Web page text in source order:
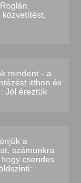
mindent - a
itthon és
Jól éreztük
a
számunkra
csendes